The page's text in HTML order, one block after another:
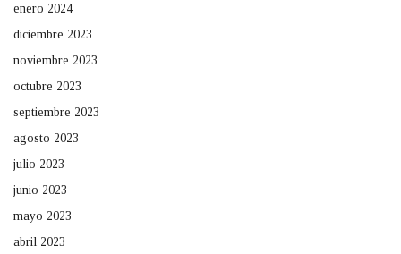
enero 2024
diciembre 2023
noviembre 2023
octubre 2023
septiembre 2023
agosto 2023
julio 2023
junio 2023
mayo 2023
abril 2023